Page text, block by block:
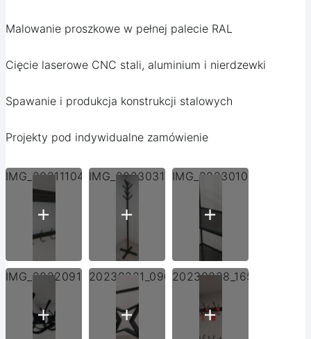
Malowanie proszkowe w pełnej palecie RAL
Cięcie laserowe CNC stali, aluminium i nierdzewki
Spawanie i produkcja konstrukcji stalowych
Projekty pod indywidualne zamówienie
IMG_20211104_133943.jpgIMG_20230314_094925.jpg
IMG_20220919_103845.jpg
20230221_090453.jpg20230828_165124.jpg